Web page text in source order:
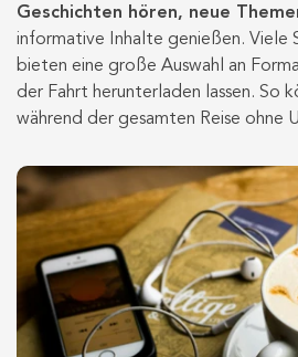
Geschichten hören, neue
informative Inhalte genießen. Viele
bieten eine große Auswahl an
der Fahrt herunterladen lassen. So
während der gesamten Reise ohne